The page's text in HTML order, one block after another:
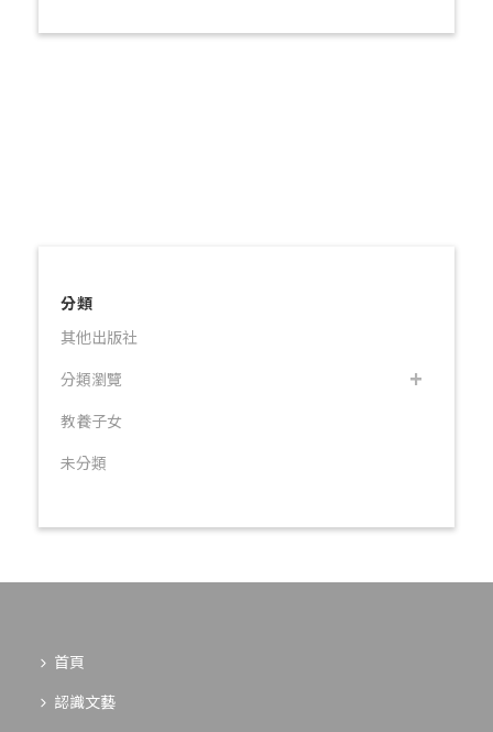
分類
其他出版社
分類瀏覽
教養子女
未分類
首頁
認識文藝